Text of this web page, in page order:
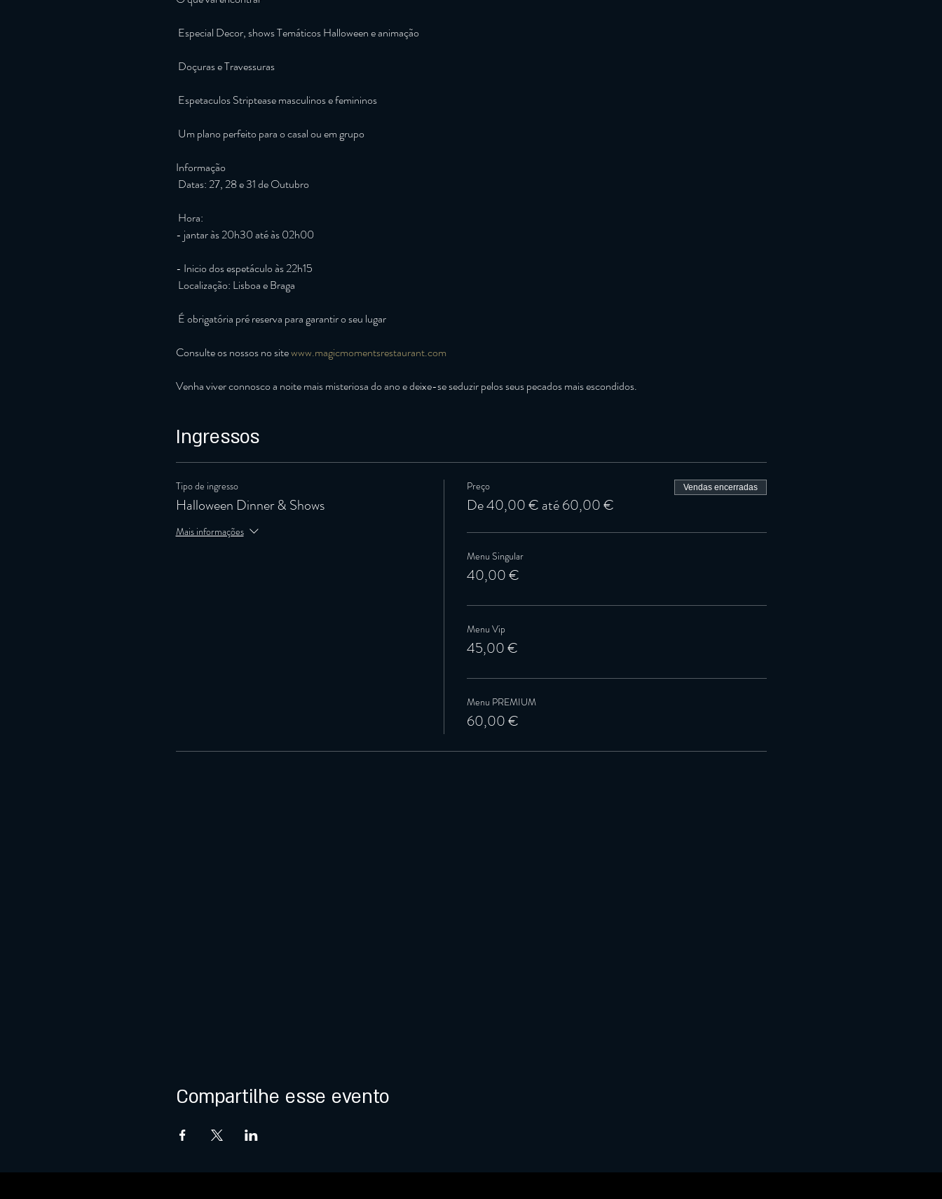
Informação
- jantar às 20h30 até às 02h00
- Inicio dos espetáculo às 22h15
Consulte os nossos no site www.magicmomentsrestaurant.com
Venha viver connosco a noite mais misteriosa do ano e deixe-se seduzir pelos seus pecados mais escondidos.
Ingressos
Tipo de ingresso
Halloween Dinner & Shows
Mais informações
Preço
De 40,00 € até 60,00 €
Vendas encerradas
Menu Singular
40,00 €
Menu Vip
45,00 €
Menu PREMIUM
60,00 €
Compartilhe esse evento